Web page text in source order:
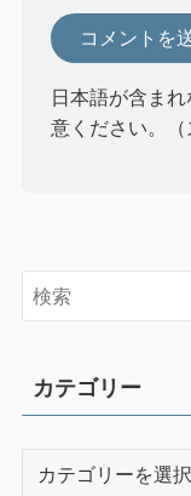
日本語が含ま
意ください。（
カテゴリー